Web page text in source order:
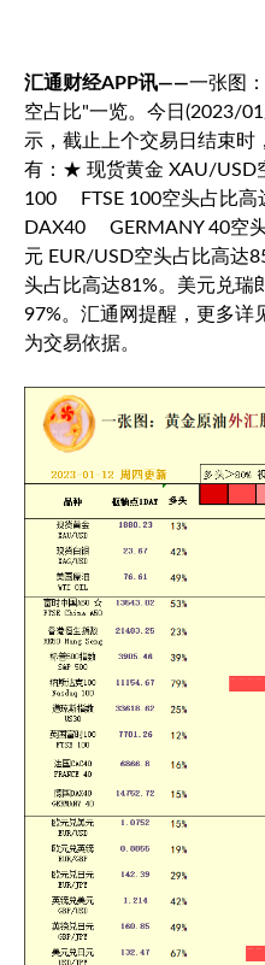
汇通财经APP讯——一张图
空占比"一览。今日(2023/
示，截止上个交易日结束时
有：★ 现货黄金 XAU/USD
100 FTSE 100空头占比高
DAX40 GERMANY 40空头
元 EUR/USD空头占比高达
头占比高达81%。 美元兑瑞
97%。汇通网提醒，更多详
为交易依据。